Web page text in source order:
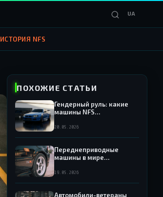
UA
ИСТОРИЯ NFS
ПОХОЖИЕ СТАТЬИ
Гендерный руль: какие
машины NFS
женскими персонажами
20.05.2026
Переднеприводные
машины в мире
как NFS обращался с
19.05.2026
Автомобили-ветераны